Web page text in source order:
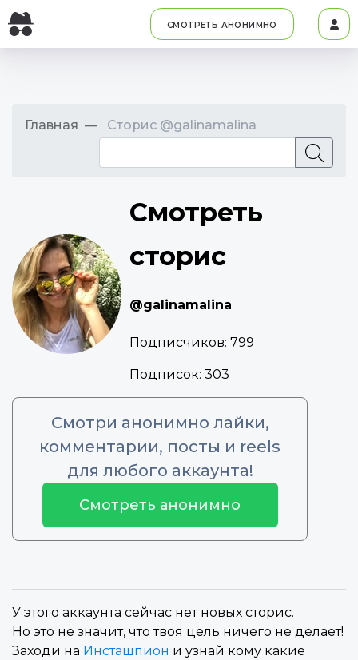
СМОТРЕТЬ АНОНИМНО
Главная Сторис @galinamalina
Смотреть
сторис
@galinamalina
Подписчиков: 799
Подписок: 303
Смотри анонимно лайки,
комментарии, посты и reels
для любого аккаунта!
Смотреть анонимно
У этого аккаунта сейчас нет новых сторис.
Но это не значит, что твоя цель ничего не делает!
Заходи на Инсташпион и узнай кому какие